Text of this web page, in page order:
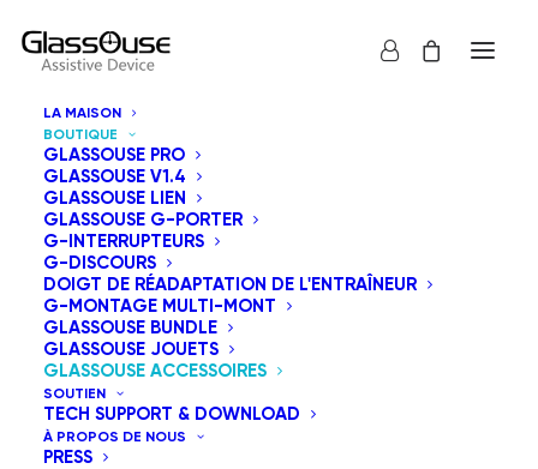
LA MAISON
BOUTIQUE
GLASSOUSE PRO
GLASSOUSE V1.4
GLASSOUSE LIEN
GLASSOUSE G-PORTER
G-INTERRUPTEURS
G-DISCOURS
DOIGT DE RÉADAPTATION DE L'ENTRAÎNEUR
G-MONTAGE MULTI-MONT
GLASSOUSE BUNDLE
GLASSOUSE JOUETS
GLASSOUSE ACCESSOIRES
SOUTIEN
TECH SUPPORT & DOWNLOAD
À PROPOS DE NOUS
PRESS
Nous proposons une gamme d'accessoires qui
s'intègrent parfaitement aux appareils d'aide à
l'autonomie et aux commutateurs adaptatifs
GlassOuse afin d'améliorer l'accessibilité et l'expérience
utilisateur.
Tous GlassOuse Accessoires